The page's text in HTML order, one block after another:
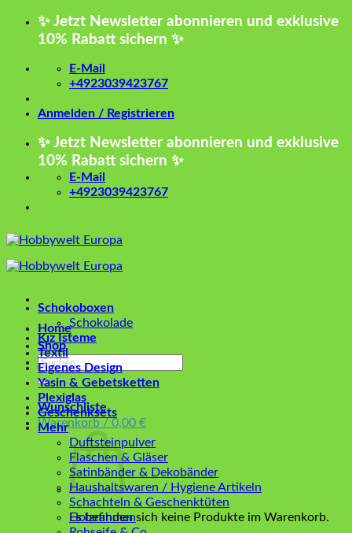
Zum
✨ Jetzt Newsletter abonnieren und exklusive
10% Rabatt sichern ✨
E-Mail
+4923039423767
Anmelden / Registrieren
✨ Jetzt Newsletter abonnieren und exklusive
10% Rabatt sichern ✨
E-Mail
+4923039423767
Home
Shop
Suchen
nach:
Wunschliste
Warenkorb / 0,00 €
Es befinden sich keine Produkte im Warenkorb.
Schokoboxen
Schokolade
Kız İsteme
Textil
Eigenes Design
Yasin & Gebetsketten
Plexiglas
Geschenksets
Mehr
Duftsteinpulver
Flaschen & Gläser
Satinbänder & Dekobänder
Haushaltswaren / Hygiene Artikeln
Schachteln & Geschenktüten
Holzrahmen